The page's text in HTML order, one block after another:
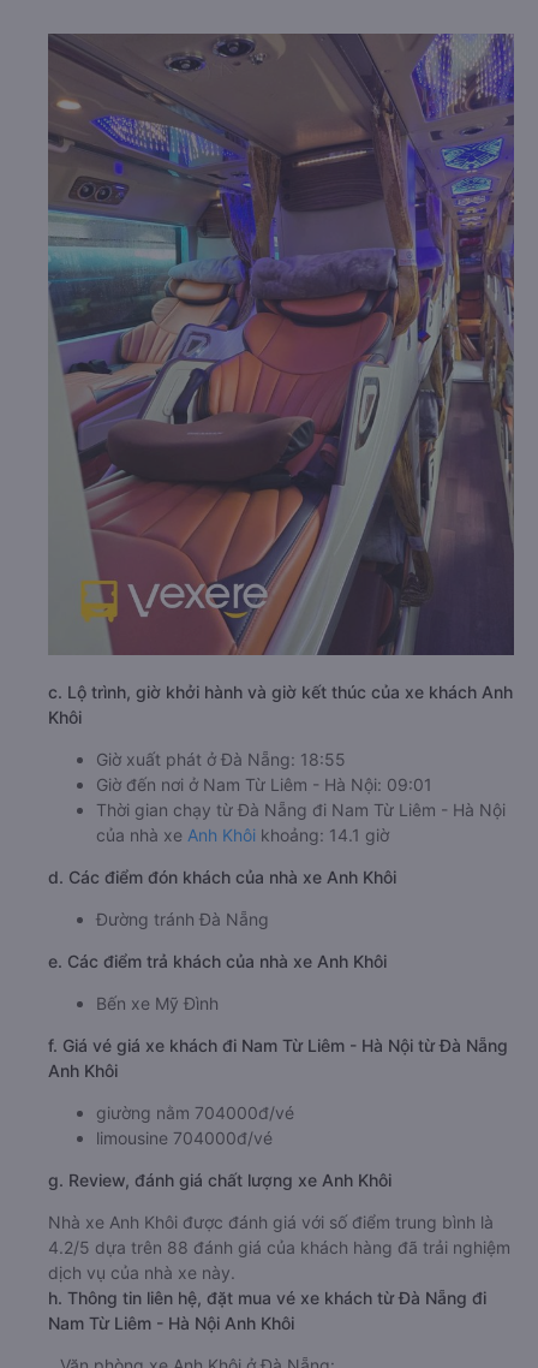
c. Lộ trình, giờ khởi hành và giờ kết thúc của xe khách Anh
Khôi
Giờ xuất phát ở Đà Nẵng: 18:55
Giờ đến nơi ở Nam Từ Liêm - Hà Nội: 09:01
Thời gian chạy từ Đà Nẵng đi Nam Từ Liêm - Hà Nội
của nhà xe Anh Khôi khoảng: 14.1 giờ
d. Các điểm đón khách của nhà xe Anh Khôi
Đường tránh Đà Nẵng
e. Các điểm trả khách của nhà xe Anh Khôi
Bến xe Mỹ Đình
f. Giá vé giá xe khách đi Nam Từ Liêm - Hà Nội từ Đà Nẵng
Anh Khôi
giường nằm 704000đ/vé
limousine 704000đ/vé
g. Review, đánh giá chất lượng xe Anh Khôi
Nhà xe Anh Khôi được đánh giá với số điểm trung bình là
4.2/5 dựa trên 88 đánh giá của khách hàng đã trải nghiệm
dịch vụ của nhà xe này.
h. Thông tin liên hệ, đặt mua vé xe khách từ Đà Nẵng đi
Nam Từ Liêm - Hà Nội Anh Khôi